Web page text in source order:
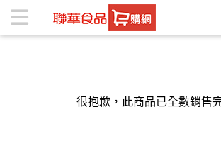
聯華食品e購網-Official Online Store | ★
很抱歉，此商品已全數銷售